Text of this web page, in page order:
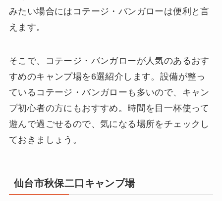
みたい場合にはコテージ・バンガローは便利と言
えます。
そこで、コテージ・バンガローが人気のあるおす
すめのキャンプ場を6選紹介します。設備が整っ
ているコテージ・バンガローも多いので、キャン
プ初心者の方にもおすすめ。時間を目一杯使って
遊んで過ごせるので、気になる場所をチェックし
ておきましょう。
仙台市秋保二口キャンプ場